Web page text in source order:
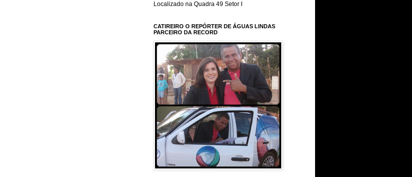
Localizado na Quadra 49 Setor I
CATIREIRO O REPÓRTER DE ÁGUAS LINDAS
PARCEIRO DA RECORD